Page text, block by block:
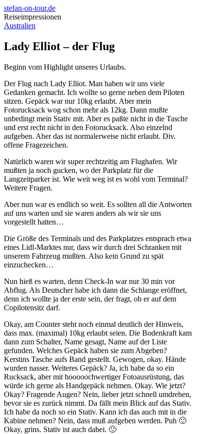
stefan-on-tour.de
Reiseimpressionen
Australien
Lady Elliot – der Flug
Beginn vom Highlight unseres Urlaubs.
Der Flug nach Lady Elliot. Man haben wir uns viele
Gedanken gemacht. Ich wollte so gerne neben dem Piloten
sitzen. Gepäck war nur 10kg erlaubt. Aber mein
Fotorucksack wog schon mehr als 12kg. Dann mußte
unbedingt mein Stativ mit. Aber es paßte nicht in die Tasche
und erst recht nicht in den Fotorucksack. Also einzelnd
aufgeben. Aber das ist normalerweise nicht erlaubt. Div.
offene Fragezeichen.
Natürlich waren wir super rechtzeitig am Flughafen. Wir
mußten ja noch gucken, wo der Parkplatz für die
Langzeitparker ist. Wie weit weg ist es wohl vom Terminal?
Weitere Fragen.
Aber nun war es endlich so weit. Es sollten all die Antworten
auf uns warten und sie waren anders als wir sie uns
vorgestellt hatten…
Die Größe des Terminals und des Parkplatzes entsprach etwa
eines Lidl-Marktes nur, dass wir durch drei Schranken mit
unserem Fahrzeug mußten. Also kein Grund zu spät
einzuchecken…
Nun hieß es warten, denn Check-In war nur 30 min vor
Abflug. Als Deutscher habe ich dann die Schlange eröffnet,
denn ich wollte ja der erste sein, der fragt, ob er auf dem
Copilotensitz darf.
Okay, am Counter steht noch einmal deutlich der Hinweis,
dass max. (maximal) 10kg erlaubt seien. Die Bodenkraft kam
dann zum Schalter, Name gesagt, Name auf der Liste
gefunden. Welches Gepäck haben sie zum Abgeben?
Kerstins Tasche aufs Band gestellt. Gewogen, okay. Hände
wurden nasser. Weiteres Gepäck? Ja, ich habe da so ein
Rucksack, aber mit hooooochwertiger Fotoausrüstung, das
würde ich gerne als Handgepäck nehmen. Okay. Wie jetzt?
Okay? Fragende Augen? Nein, lieber jetzt schnell umdrehen,
bevor sie es zurück nimmt. Da fällt mein Blick auf das Stativ.
Ich habe da noch so ein Stativ. Kann ich das auch mit in die
Kabine nehmen? Nein, dass muß aufgeben werden. Puh 🙂
Okay, grins. Stativ ist auch dabei. 🙂